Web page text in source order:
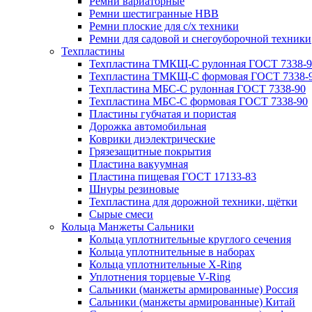
Ремни шестигранные HBB
Ремни плоские для с/х техники
Ремни для садовой и снегоуборочной техники
Техпластины
Техпластина ТМКЩ-С рулонная ГОСТ 7338-
Техпластина ТМКЩ-С формовая ГОСТ 7338-
Техпластина МБС-С рулонная ГОСТ 7338-90
Техпластина МБС-С формовая ГОСТ 7338-90
Пластины губчатая и пористая
Дорожка автомобильная
Коврики диэлектрические
Грязезащитные покрытия
Пластина вакуумная
Пластина пищевая ГОСТ 17133-83
Шнуры резиновые
Техпластина для дорожной техники, щётки
Сырые смеси
Кольца Манжеты Сальники
Кольца уплотнительные круглого сечения
Кольца уплотнительные в наборах
Кольца уплотнительные Х-Ring
Уплотнения торцевые V-Ring
Сальники (манжеты армированные) Россия
Сальники (манжеты армированные) Китай